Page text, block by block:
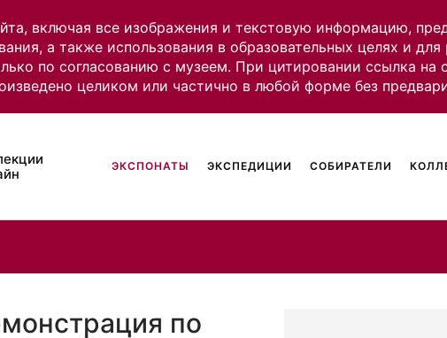
включая все изображения и текстовую информацию,
а также использования в образовательных целях и
по согласованию с музеем. При цитировании ссылка на
целиком или частично в любой форме без
ЭКСПОНАТЫ ЭКСПЕДИЦИИ СОБИРАТЕЛИ
по